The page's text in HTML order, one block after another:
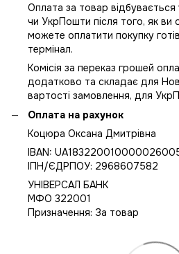
Оплата за товар відбувається
чи УкрПошти після того, як ви
можете оплатити покупку
термінал.
Комісія за переказ грошей
додатково та складає для
вартості замовлення, для
Оплата на рахунок
Коцюра Оксана Дмитрівна
IBAN:
IПН/ЄДРПОУ: 2968607582
УНІВЕРСАЛ БАНК
МФО 322001
Призначення: За товар